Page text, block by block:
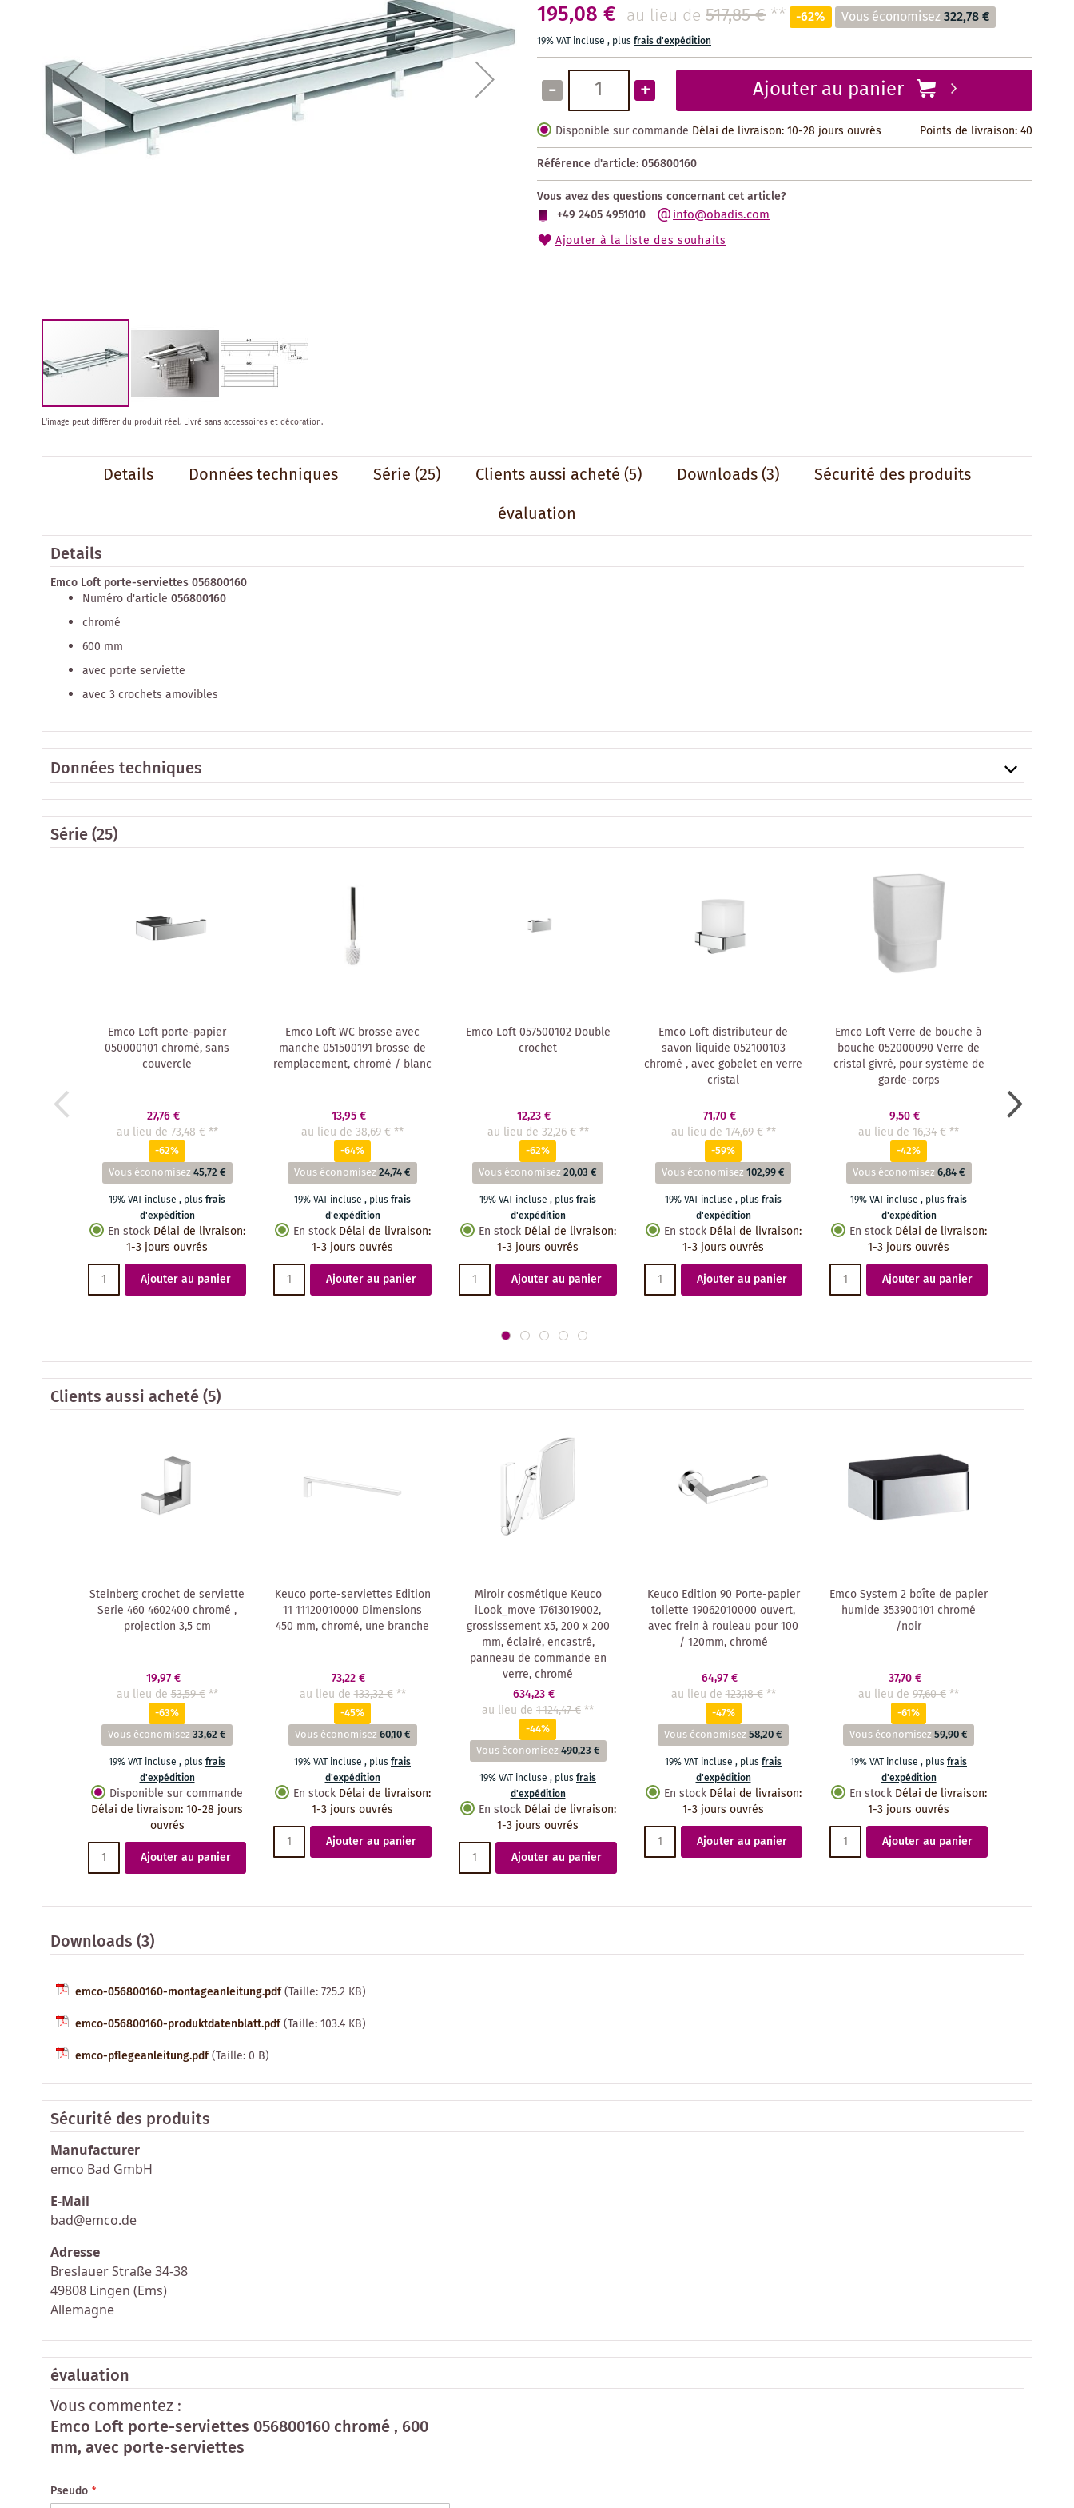
195,08 € au lieu de 517,85 € ** -62% Vous économisez322,78 €
19% VAT incluse , plusfrais d'expédition
- + Ajouter au panier
Disponible sur commande Délai de livraison: 10-28 jours ouvrés Points de livraison:40
Référence d'article:056800160
Vous avez des questions concernant cet article?
+49 2405 4951010
info@obadis.com
Ajouter à la liste des souhaits
Skip
L'image peut différer du produit réel. Livré sans accessoires et décoration.
Details Données techniques Série(25) Clients aussi acheté(5) Downloads (3)
Sécurité des produits
évaluation
Details
Emco Loft porte-serviettes 056800160
Numéro d'article 056800160
chromé
600 mm
avec porte serviette
avec 3 crochets amovibles
Données techniques
Série(25)
Emco Loft porte-papier
050000101 chromé, sans
couvercle
27,76 €
au lieu de 73,48 € **
-62%
Vous économisez45,72 €
19% VAT incluse , plusfrais
d'expédition
En stock Délai de livraison:
1-3 jours ouvrés
Ajouter au panier
Emco Loft WC brosse avec
manche 051500191 brosse de
remplacement, chromé / blanc
13,95 €
au lieu de 38,69 €**
-64%
Vous économisez24,74 €
19% VAT incluse , plusfrais
d'expédition
En stock Délai de livraison:
1-3 jours ouvrés
Ajouter au panier
Emco Loft 057500102 Double
crochet
12,23 €
au lieu de 32,26 € **
-62%
Vous économisez20,03 €
19% VAT incluse , plusfrais
d'expédition
En stock Délai de livraison:
1-3 jours ouvrés
Ajouter au panier
Emco Loft distributeur de
savon liquide 052100103
chromé , avec gobelet en verre
cristal
71,70 €
au lieu de 174,69 € **
-59%
Vous économisez102,99 €
19% VAT incluse , plusfrais
d'expédition
En stock Délai de livraison:
1-3 jours ouvrés
Ajouter au panier
Emco Loft Verre de bouche à
bouche 052000090 Verre de
cristal givré, pour système de
garde-corps
9,50 €
au lieu de 16,34 €**
-42%
Vous économisez6,84 €
19% VAT incluse , plusfrais
d'expédition
En stock Délai de livraison:
1-3 jours ouvrés
Ajouter au panier
Clients aussi acheté(5)
Steinberg crochet de serviette
Serie 460 4602400 chromé ,
projection 3,5 cm
19,97 €
au lieu de 53,59 € **
-63%
Vous économisez33,62 €
19% VAT incluse , plusfrais
d'expédition
Disponible sur commande
Délai de livraison:10-28 jours
ouvrés
Ajouter au panier
Keuco porte-serviettes Edition
11 11120010000 Dimensions
450 mm, chromé, une branche
73,22 €
au lieu de 133,32 € **
-45%
Vous économisez60,10 €
19% VAT incluse , plusfrais
d'expédition
En stock Délai de livraison:
1-3 jours ouvrés
Ajouter au panier
Miroir cosmétique Keuco
iLook_move 17613019002,
grossissement x5, 200 x 200
mm, éclairé, encastré,
panneau de commande en
verre, chromé
634,23 €
au lieu de 1 124,47 €**
-44%
Vous économisez490,23 €
19% VAT incluse , plusfrais
d'expédition
En stock Délai de livraison:
1-3 jours ouvrés
Ajouter au panier
Keuco Edition 90 Porte-papier
toilette 19062010000 ouvert,
avec frein à rouleau pour 100
/ 120mm, chromé
64,97 €
au lieu de 123,18 € **
-47%
Vous économisez58,20 €
19% VAT incluse , plusfrais
d'expédition
En stock Délai de livraison:
1-3 jours ouvrés
Ajouter au panier
Emco System 2 boîte de papier
humide 353900101 chromé
/noir
37,70 €
au lieu de 97,60 €**
-61%
Vous économisez59,90 €
19% VAT incluse , plusfrais
d'expédition
En stock Délai de livraison:
1-3 jours ouvrés
Ajouter au panier
Downloads (3)
emco-056800160-montageanleitung.pdf(Taille: 725.2 KB)
emco-056800160-produktdatenblatt.pdf(Taille: 103.4 KB)
emco-pflegeanleitung.pdf(Taille: 0 B)
Sécurité des produits
Manufacturer
emco Bad GmbH
E-Mail
bad@emco.de
Adresse
Breslauer Straße 34-38
49808 Lingen (Ems)
Allemagne
évaluation
Vous commentez :
Emco Loft porte-serviettes 056800160 chromé , 600
mm, avec porte-serviettes
Pseudo